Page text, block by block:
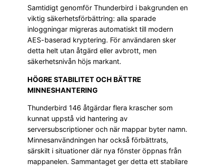
Samtidigt genomför Thunderbird i bakgrunden en
viktig säkerhetsförbättring: alla sparade
inloggningar migreras automatiskt till modern
AES-baserad kryptering. För användaren sker
detta helt utan åtgärd eller avbrott, men
säkerhetsnivån höjs markant.
HÖGRE STABILITET OCH BÄTTRE
MINNESHANTERING
Thunderbird 146 åtgärdar flera krascher som
kunnat uppstå vid hantering av
serversubscriptioner och när mappar byter namn.
Minnesanvändningen har också förbättrats,
särskilt i situationer där nya fönster öppnas från
mappanelen. Sammantaget ger detta ett stabilare